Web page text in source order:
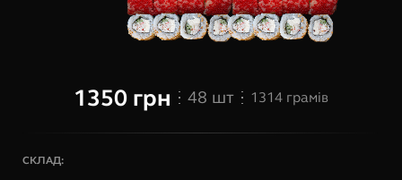
1350 грн 48 шт 1314 грамів
СКЛАД: